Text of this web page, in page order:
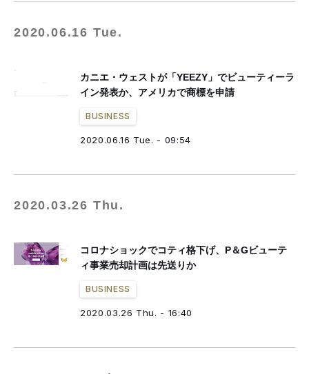
2020.06.16 Tue.
カニエ・ウェストが「YEEZY」でビューティーラ
イン発表か、アメリカで商標を申請
BUSINESS
2020.06.16 Tue. - 09:54
2020.03.26 Thu.
コロナショックでコティ格下げ、P＆Gビューテ
ィ事業売却計画は先送りか
BUSINESS
2020.03.26 Thu. - 16:40